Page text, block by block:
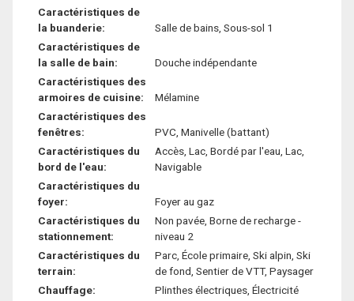
Caractéristiques de
la buanderie:
Salle de bains, Sous-sol 1
Caractéristiques de
la salle de bain:
Douche indépendante
Caractéristiques des
armoires de cuisine:
Mélamine
Caractéristiques des
fenêtres:
PVC, Manivelle (battant)
Caractéristiques du
bord de l'eau:
Accès, Lac, Bordé par l'eau, Lac,
Navigable
Caractéristiques du
foyer:
Foyer au gaz
Caractéristiques du
stationnement:
Non pavée, Borne de recharge -
niveau 2
Caractéristiques du
terrain:
Parc, École primaire, Ski alpin, Ski
de fond, Sentier de VTT, Paysager
Chauffage:
Plinthes électriques, Électricité